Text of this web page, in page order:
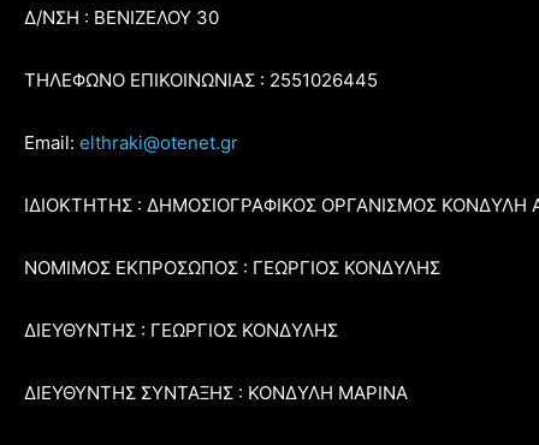
Δ/ΝΣΗ : ΒΕΝΙΖΕΛΟΥ 30
ΤΗΛΕΦΩΝΟ ΕΠΙΚΟΙΝΩΝΙΑΣ : 2551026445
Email: elthraki@otenet.gr
ΙΔΙΟΚΤΗΤΗΣ : ΔΗΜΟΣΙΟΓΡΑΦΙΚΟΣ ΟΡΓΑΝΙΣΜΟΣ ΚΟΝΔΥΛΗ
ΝΟΜΙΜΟΣ ΕΚΠΡΟΣΩΠΟΣ : ΓΕΩΡΓΙΟΣ ΚΟΝΔΥΛΗΣ
ΔΙΕΥΘΥΝΤΗΣ : ΓΕΩΡΓΙΟΣ ΚΟΝΔΥΛΗΣ
ΔΙΕΥΘΥΝΤΗΣ ΣΥΝΤΑΞΗΣ : ΚΟΝΔΥΛΗ ΜΑΡΙΝΑ